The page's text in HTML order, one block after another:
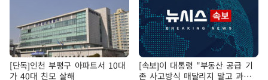
[단독]인천 부평구 아파트서 10대
가 40대 친모 살해
[속보]이 대통령 "부동산 공급 기
존 사고방식 매달리지 말고 과감